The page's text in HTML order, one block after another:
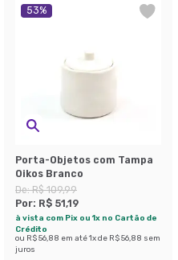
53%
Porta-Objetos com Tampa
Oikos Branco
De:R$ 109,99
Por: R$ 51,19
à vista com Pix ou 1x no Cartão de
Crédito
ou R$ 56,88 em até1x de R$ 56,88 sem
juros